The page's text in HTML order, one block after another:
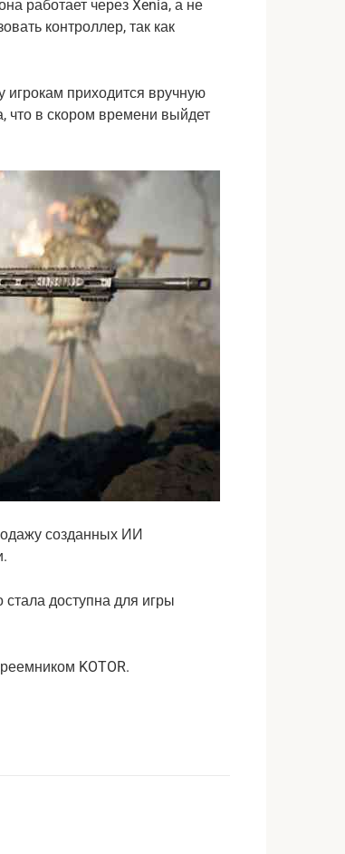
работает через Xenia, а не
контроллер, так как
игрокам приходится вручную
что в скором времени выйдет
созданных ИИ
KOTOR.